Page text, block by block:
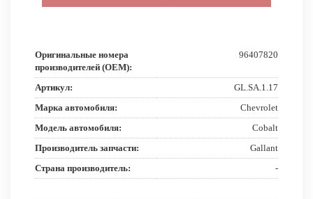
Оригинальные номера
производителей (OEM):
96407820
Артикул:
GL.SA.1.17
Марка автомобиля:
Chevrolet
Модель автомобиля:
Cobalt
Производитель запчасти:
Gallant
Страна производитель:
-